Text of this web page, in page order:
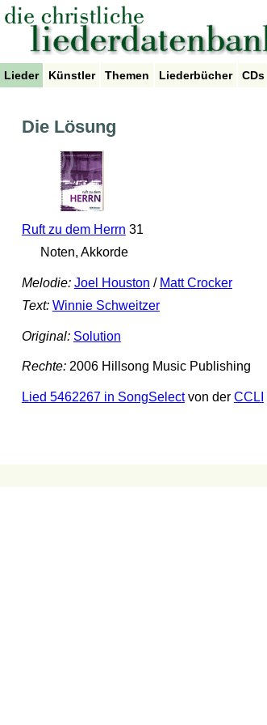
Lieder Künstler Themen Liederbücher CDs
Die Lösung
Ruft zu dem Herrn 31
Noten, Akkorde
Melodie: Joel Houston / Matt Crocker
Text: Winnie Schweitzer
Original: Solution
Rechte:2006 Hillsong Music Publishing
Lied 5462267 in SongSelectvon der CCLI